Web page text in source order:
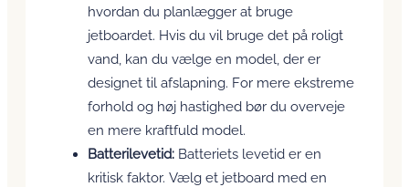
hvordan du planlægger at bruge
jetboardet. Hvis du vil bruge det på roligt
vand, kan du vælge en model, der er
designet til afslapning. For mere ekstreme
forhold og høj hastighed bør du overveje
en mere kraftfuld model.
Batterilevetid: Batteriets levetid er en
kritisk faktor. Vælg et jetboard med en